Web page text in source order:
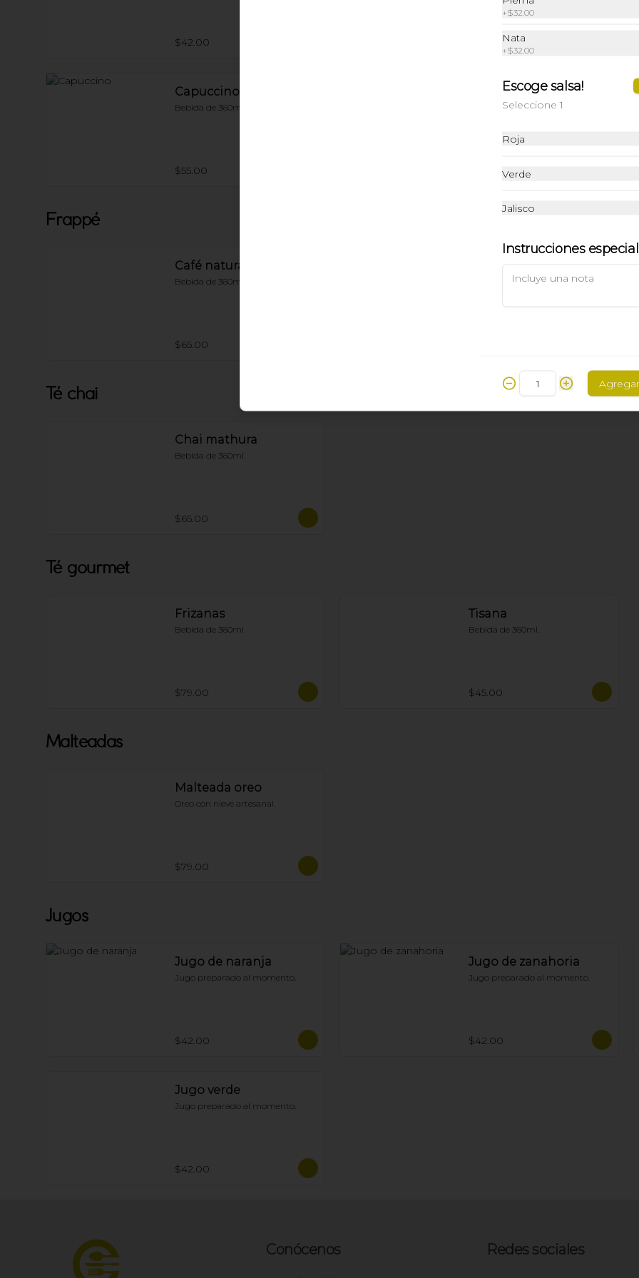
$42.00
Capuccino
Bebida de 360ml.
$55.00
Chocomilk
Bebida de 300ml.
$42.00
Frappé
Café natural
Bebida de 360ml.
$65.00
Mocca
Bebida de 360ml.
Té chai
Chai mathura
Bebida de 360ml.
$65.00
Té gourmet
Frizanas
Bebida de 360ml.
$79.00
Tisana
Bebida de 360ml.
$45.00
Malteadas
Malteada oreo
Oreo con nieve artesanal.
$79.00
Jugos
Jugo de naranja
Jugo preparado al momento.
$42.00
Jugo de zanahoria
Jugo preparado al momento.
$42.00
Jugo verde
Jugo preparado al momento.
$42.00
Conócenos Redes sociales
+$32.00
Nata
+$32.00
Escoge salsa!
Seleccione 1
Roja
Verde
Jalisco
Instrucciones
Agregar